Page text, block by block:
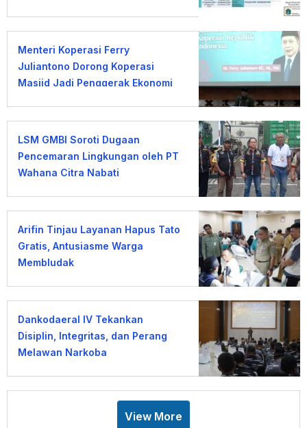
Menteri Koperasi Ferry
Juliantono Dorong Koperasi
Masjid Jadi Penggerak Ekonomi
LSM GMBI Soroti Dugaan
Pencemaran Lingkungan oleh PT
Wahana Citra Nabati
Arifin Tinjau Layanan Hapus Tato
Gratis, Antusiasme Warga
Membludak
Dankodaeral IV Tekankan
Disiplin, Integritas, dan Perang
Melawan Narkoba
View More